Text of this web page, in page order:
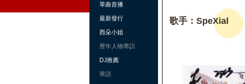
單曲首播
最新發行
西朵小姐
歷年人物專訪
DJ推薦
華語
歌手：SpeXial